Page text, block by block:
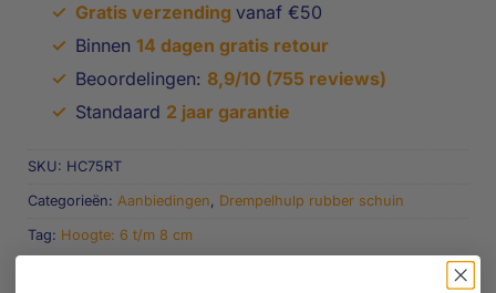
✓ Gratis verzending vanaf €50
✓ Binnen 14 dagen gratis retour
✓ Beoordelingen: 8,9/10 (755 reviews)
✓ Standaard 2 jaar garantie
SKU: HC75RT
Categorieën: Aanbiedingen, Drempelhulp rubber schuin
Tag: Hoogte: 6 t/m 8 cm